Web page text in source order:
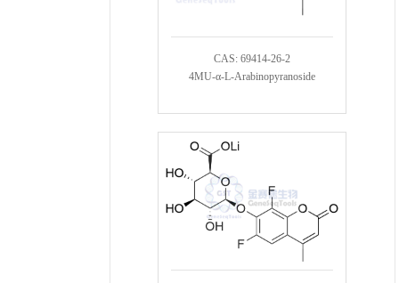
CAS: 69414-26-2
4MU-α-L-Arabinopyranoside